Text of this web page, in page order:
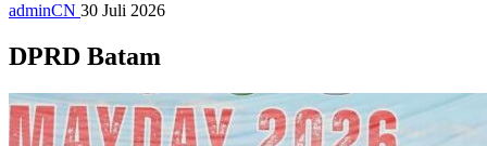
adminCN 30 Juli 2026
DPRD Batam